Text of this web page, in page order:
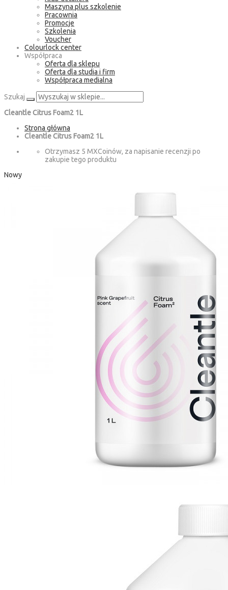
Maszyna plus szkolenie
Pracownia
Promocje
Szkolenia
Voucher
Colourlock center
Współpraca
Oferta dla sklepu
Oferta dla studia i firm
Współpraca medialna
Szukaj
Cleantle Citrus Foam2 1L
Strona główna
Cleantle Citrus Foam2 1L
Otrzymasz 5 MXCoinów, za napisanie recenzji po
zakupie tego produktu
Nowy